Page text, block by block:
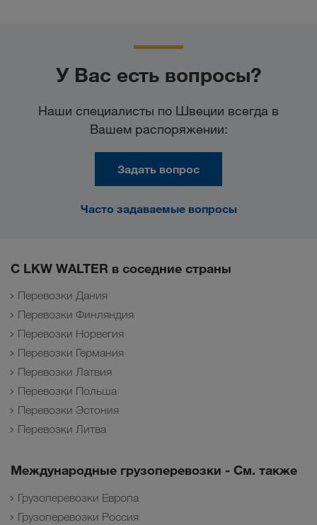
У Вас есть вопросы?
Наши специалисты по Швеции всегда в
Вашем распоряжении:
Задать вопрос
Часто задаваемые вопросы
С LKW WALTER в соседние страны
Перевозки Дания
Перевозки Финляндия
Перевозки Норвегия
Перевозки Германия
Перевозки Латвия
Перевозки Польша
Перевозки Эстония
Перевозки Литва
Международные грузоперевозки - См. также
Грузоперевозки Европа
Грузоперевозки Россия